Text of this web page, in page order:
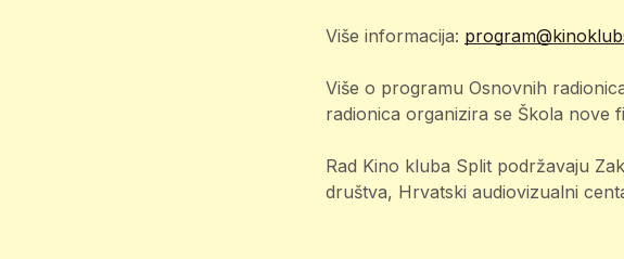
Više informacija:
Više o programu Osnovnih
radionica organizira se Škola nove
Rad Kino kluba Split podržavaju
društva, Hrvatski audiovizualni